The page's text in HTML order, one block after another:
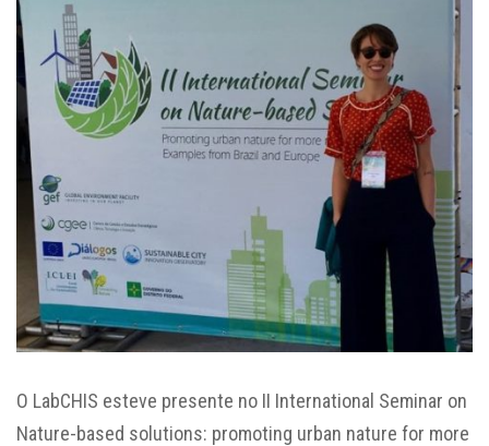
O LabCHIS esteve presente no II International Seminar on
Nature-based solutions: promoting urban nature for more